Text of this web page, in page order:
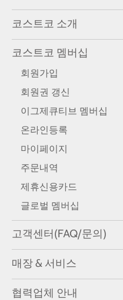
코스트코 소개
코스트코 멤버십
회원가입
회원권 갱신
이그제큐티브 멤버십
온라인등록
마이페이지
주문내역
제휴신용카드
글로벌 멤버십
고객센터(FAQ/문의)
매장 & 서비스
협력업체 안내